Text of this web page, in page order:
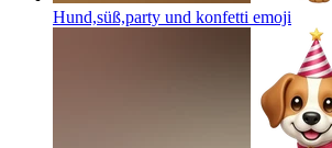
Hund,süß,party und konfetti emoji